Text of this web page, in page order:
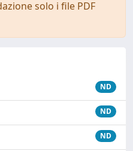
solo i file PDF
ND
ND
ND